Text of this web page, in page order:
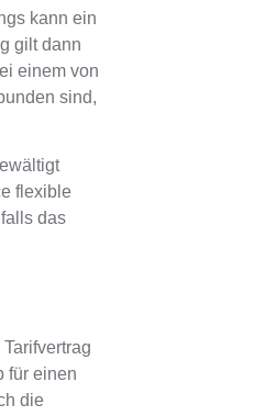
kann ein
giltdann
einem von
sind,
flexible
das
für einen
die